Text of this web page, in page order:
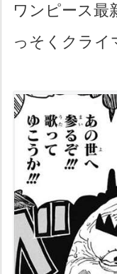
ワンピース最
っそくクライ